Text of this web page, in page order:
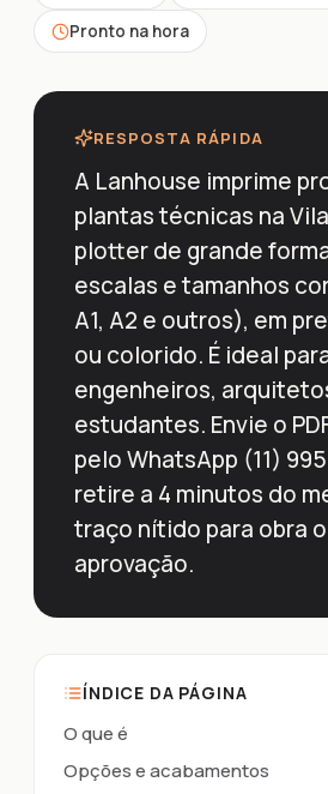
Pronto na hora
RESPOSTA RÁPIDA
A Lanhouse imprime
plantas técnicas na
plotter de grande
escalas e tamanhos
A1, A2 e outros), em
ou colorido. É ideal
engenheiros,
estudantes. Envie o
pelo WhatsApp (11)
retire a 4 minutos do
traço nítido para obra
aprovação.
ÍNDICE DA PÁGINA
O que é
Opções e acabamentos